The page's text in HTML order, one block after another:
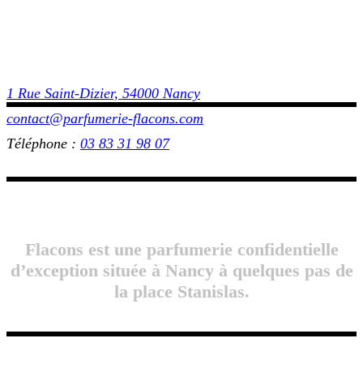
1 Rue Saint-Dizier, 54000 Nancy
contact@parfumerie-flacons.com
Téléphone : 03 83 31 98 07
Flacons est une parfumerie confidentielle
d’exception située à Nancy à quelques pas de
la place Stanislas.